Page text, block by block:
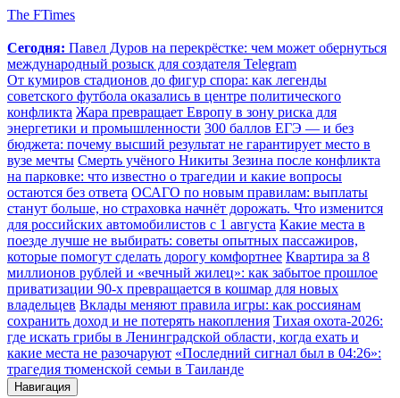
The FTimes
Сегодня: Павел Дуров на перекрёстке: чем может обернуться
международный розыск для создателя Telegram
От кумиров стадионов до фигур спора: как легенды
советского футбола оказались в центре политического
конфликта Жара превращает Европу в зону риска для
энергетики и промышленности 300 баллов ЕГЭ — и без
бюджета: почему высший результат не гарантирует место в
вузе мечты Смерть учёного Никиты Зезина после конфликта
на парковке: что известно о трагедии и какие вопросы
остаются без ответа ОСАГО по новым правилам: выплаты
станут больше, но страховка начнёт дорожать. Что изменится
для российских автомобилистов с 1 августа Какие места в
поезде лучше не выбирать: советы опытных пассажиров,
которые помогут сделать дорогу комфортнее Квартира за 8
миллионов рублей и «вечный жилец»: как забытое прошлое
приватизации 90-х превращается в кошмар для новых
владельцев Вклады меняют правила игры: как россиянам
сохранить доход и не потерять накопления Тихая охота-2026:
где искать грибы в Ленинградской области, когда ехать и
какие места не разочаруют «Последний сигнал был в 04:26»:
трагедия тюменской семьи в Таиланде
Навигация